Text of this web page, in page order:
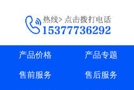
产品价格 产品专题
售前服务 售后服务